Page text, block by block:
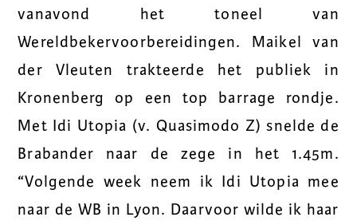
vanavond het toneel van
Wereldbekervoorbereidingen. Maikel van
der Vleuten trakteerde het publiek in
Kronenberg op een top barrage rondje.
Met Idi Utopia (v. Quasimodo Z) snelde de
Brabander naar de zege in het 1.45m.
“Volgende week neem ik Idi Utopia mee
naar de WB in Lyon. Daarvoor wilde ik haar